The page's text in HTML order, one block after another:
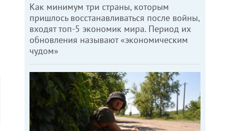
Как минимум три страны, которым
пришлось восстанавливаться после войны,
входят топ-5 экономик мира. Период их
обновления называют «экономическим
чудом»